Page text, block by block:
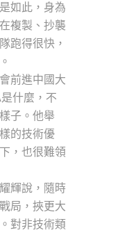
如此，身為
複製、抄襲
跑得很快，
前進中國大
什麼，不
子。他舉
的技術優
，也很難領
輝說，隨時
局，挾更大
對非技術類